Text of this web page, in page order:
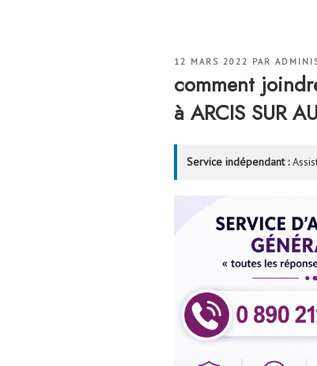
PUBLIÉ
12 MARS 2022 PAR
comment
à ARCIS SUR
Service indépendant :